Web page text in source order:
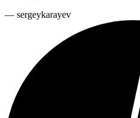
— sergeykarayev